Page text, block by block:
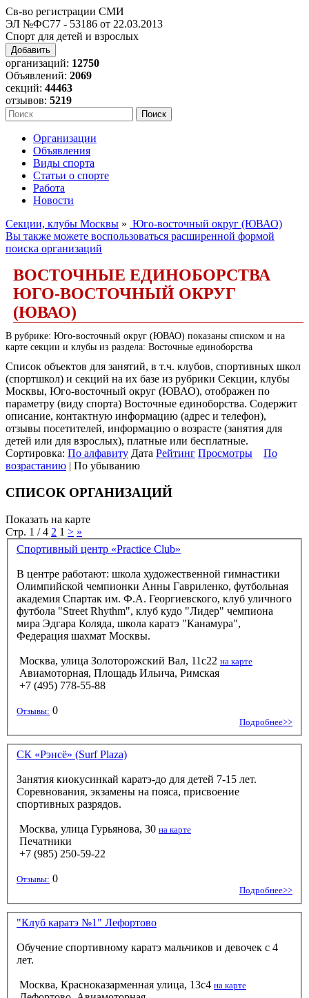
Св-во регистрации СМИ
ЭЛ №ФС77 - 53186 от 22.03.2013
Спорт для детей и взрослых
Добавить
организаций: 12750
Объявлений: 2069
секций: 44463
отзывов: 5219
Организации
Объявления
Виды спорта
Статьи о спорте
Работа
Новости
Секции, клубы Москвы » Юго-восточный округ (ЮВАО)
Вы также можете воспользоваться расширенной формой
поиска организаций
ВОСТОЧНЫЕ ЕДИНОБОРСТВА
ЮГО-ВОСТОЧНЫЙ ОКРУГ
(ЮВАО)
В рубрике: Юго-восточный округ (ЮВАО) показаны списком и на
карте секции и клубы из раздела: Восточные единоборства
Список объектов для занятий, в т.ч. клубов, спортивных школ
(спортшкол) и секций на их базе из рубрики Секции, клубы
Москвы, Юго-восточный округ (ЮВАО), отображен по
параметру (виду спорта) Восточные единоборства. Содержит
описание, контактную информацию (адрес и телефон),
отзывы посетителей, информацию о возрасте (занятия для
детей или для взрослых), платные или бесплатные.
Сортировка: По алфавиту Дата Рейтинг Просмотры
По
возрастанию | По убыванию
СПИСОК ОРГАНИЗАЦИЙ
Показать на карте
Стр. 1 / 4 2 1 > »
Спортивный центр «Practice Club»
В центре работают: школа художественной гимнастики
Олимпийской чемпионки Анны Гавриленко, футбольная
академия Спартак им. Ф.А. Георгиевского, клуб уличного
футбола "Street Rhythm", клуб кудо "Лидер" чемпиона
мира Эдгара Коляда, школа каратэ "Канамура",
Федерация шахмат Москвы.
Москва, улица Золоторожский Вал, 11с22 на карте
Авиамоторная, Площадь Ильича, Римская
+7 (495) 778-55-88
Отзывы: 0
Подробнее>>
СК «Рэнсё» (Surf Plaza)
Занятия киокусинкай каратэ-до для детей 7-15 лет.
Соревнования, экзамены на пояса, присвоение
спортивных разрядов.
Москва, улица Гурьянова, 30 на карте
Печатники
+7 (985) 250-59-22
Отзывы: 0
Подробнее>>
"Клуб каратэ №1" Лефортово
Обучение спортивному каратэ мальчиков и девочек с 4
лет.
Москва, Красноказарменная улица, 13с4 на карте